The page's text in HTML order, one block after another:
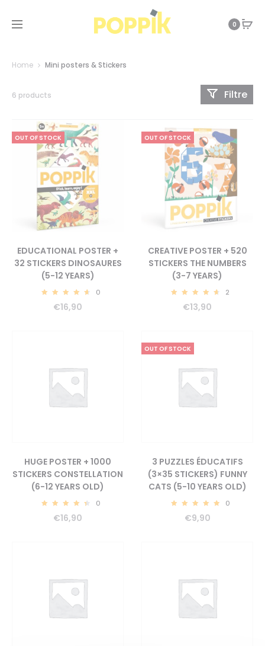
0
Home Mini posters & Stickers
6 products Filtre
OUT OF STOCK
EDUCATIONAL POSTER +
32 STICKERS DINOSAURES
(5-12 YEARS)
0
€16,90
OUT OF STOCK
CREATIVE POSTER + 520
STICKERS THE NUMBERS
(3-7 YEARS)
2
€13,90
HUGE POSTER + 1000
STICKERS CONSTELLATION
(6-12 YEARS OLD)
0
€16,90
OUT OF STOCK
3 PUZZLES ÉDUCATIFS
(3×35 STICKERS) FUNNY
CATS (5-10 YEARS OLD)
0
€9,90